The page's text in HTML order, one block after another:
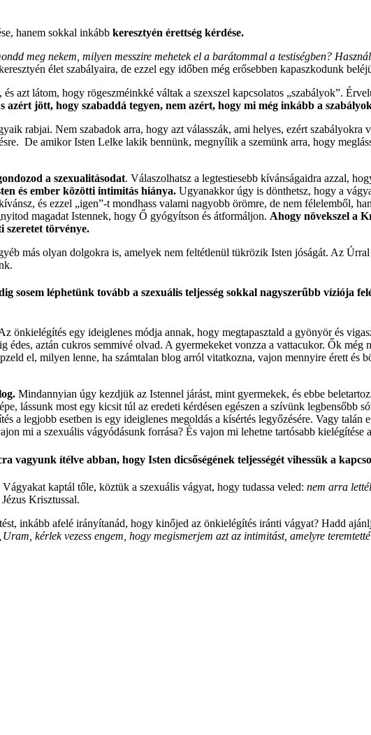
hanem sokkal inkább keresztyén érettség kérdése.
meg nekem, milyen messzire mehetek el a barátommal a testiségben?
élet szabályaira, de ezzel egy időben még erősebben kapaszkodunk
azt látom, hogy rögeszméinkké váltak a szexszel kapcsolatos „szabályok”.
azért jött, hogy szabaddá tegyen, nem azért, hogy mi még inkább a
rabjai. Nem szabadok arra, hogy azt válasszák, ami helyes, ezért szabályokra
De amikor Isten Lelke lakik bennünk, megnyílik a szemünk arra, hogy
a szexualitásodat. Válaszolhatsz a legtestiesebb kívánságaidra azzal,
és ember közötti intimitás hiánya. Ugyanakkor úgy is dönthetsz, hogy a
és ezzel „igen”-t mondhass valami nagyobb örömre, de nem félelemből,
magadat Istennek, hogy Ő gyógyítson és átformáljon. Ahogy növekszel a
szeretet törvénye.
más olyan dolgokra is, amelyek nem feltétlenül tükrözik Isten jóságát. Az
sosem léphetünk tovább a szexuális teljesség sokkal nagyszerűbb víziója
önkielégítés egy ideiglenes módja annak, hogy megtapasztald a gyönyör és
aztán cukros semmivé olvad. A gyermekeket vonzza a vattacukor. Ők még
el, milyen lenne, ha számtalan blog arról vitatkozna, vajon mennyire érett és
Mindannyian úgy kezdjük az Istennel járást, mint gyermekek, és ebbe
lássunk most egy kicsit túl az eredeti kérdésen egészen a szívünk legbensőbb
a legjobb esetben is egy ideiglenes megoldás a kísértés legyőzésére. Vagy talán
mi a szexuális vágyódásunk forrása? És vajon mi lehetne tartósabb kielégítése
vagyunk ítélve abban, hogy Isten dicsőségének teljességét vihessük a
Vágyakat kaptál tőle, köztük a szexuális vágyat, hogy tudassa veled: nem arra
Krisztussal.
inkább afelé irányítanád, hogy kinőjed az önkielégítés iránti vágyat? Hadd
„Uram, kérlek vezess engem, hogy megismerjem azt az intimitást, amelyre